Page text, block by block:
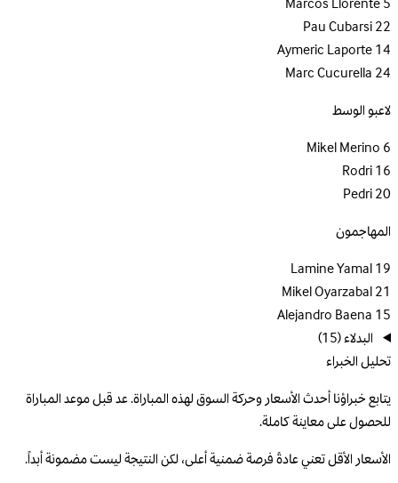
22
Pau Cubarsi
14
Aymeric Laporte
24
Marc Cucurella
لاعبو الوسط
6
Mikel Merino
16
Rodri
20
Pedri
المهاجمون
19
Lamine Yamal
21
Mikel Oyarzabal
15
Alejandro Baena
البدلاء(15)
تحليل الخبراء
يتابع خبراؤنا أحدث الأسعار وحركة السوق لهذه المباراة. عد قبل موعد المباراة
للحصول على معاينة كاملة.
الأسعار الأقل تعني عادةً فرصة ضمنية أعلى، لكن النتيجة ليست مضمونة أبداً.